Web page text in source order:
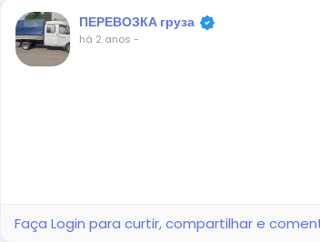
ПЕРЕВОЗКА груза
há 2 anos -
Faça Login para curtir, compartilhar e